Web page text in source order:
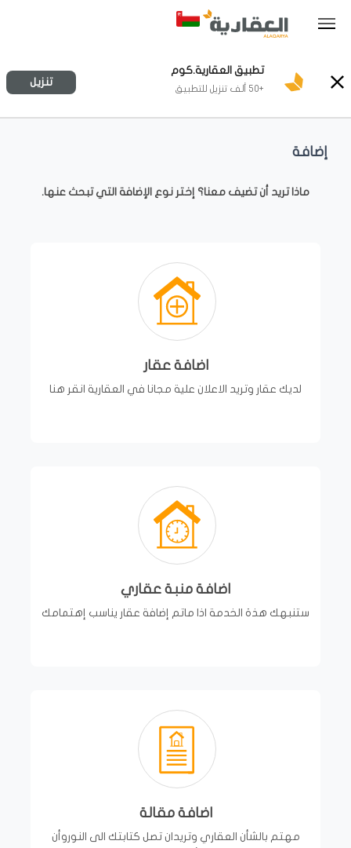
تطبيق العقارية.كوم
+50 ألف تنزيل للتطبيق
تنزيل
إضافة
ماذا تريد أن تضيف معنا؟ إختر نوع الإضافة التي تبحث عنها.
اضافة عقار
لديك عقار وتريد الاعلان علية مجانا في العقارية انقر هنا
اضافة منبة عقاري
ستنبهك هذة الخدمة اذا ماتم إضافة عقار يناسب إهتمامك
اضافة مقالة
مهتم بالشأن العقاري وتريدان تصل كتابتك الى النوروأن